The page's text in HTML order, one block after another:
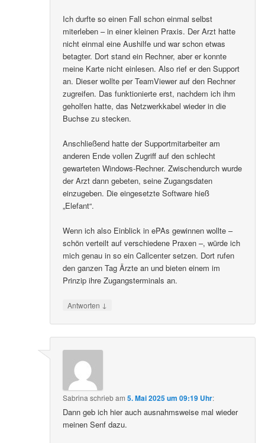
Ich durfte so einen Fall schon einmal selbst
miterleben – in einer kleinen Praxis. Der Arzt hatte
nicht einmal eine Aushilfe und war schon etwas
betagter. Dort stand ein Rechner, aber er konnte
meine Karte nicht einlesen. Also rief er den Support
an. Dieser wollte per TeamViewer auf den Rechner
zugreifen. Das funktionierte erst, nachdem ich ihm
geholfen hatte, das Netzwerkkabel wieder in die
Buchse zu stecken.
Anschließend hatte der Supportmitarbeiter am
anderen Ende vollen Zugriff auf den schlecht
gewarteten Windows-Rechner. Zwischendurch wurde
der Arzt dann gebeten, seine Zugangsdaten
einzugeben. Die eingesetzte Software hieß
„Elefant“.
Wenn ich also Einblick in ePAs gewinnen wollte –
schön verteilt auf verschiedene Praxen –, würde ich
mich genau in so ein Callcenter setzen. Dort rufen
den ganzen Tag Ärzte an und bieten einem im
Prinzip ihre Zugangsterminals an.
Antworten ↓
Sabrinaschriebam5. Mai 2025 um 09:19 Uhr:
Dann geb ich hier auch ausnahmsweise mal wieder
meinen Senf dazu.